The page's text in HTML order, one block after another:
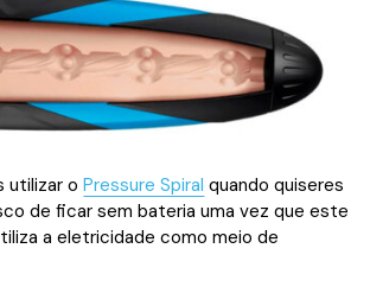
utilizar oPressure Spiral quando quiseres
de ficar sem bateria uma vez que este
a eletricidade como meio de